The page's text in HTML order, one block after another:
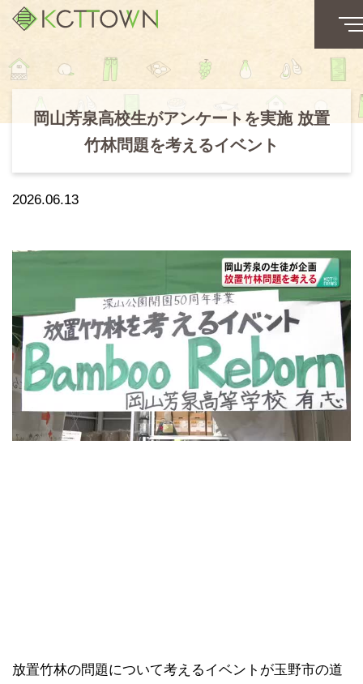
岡山芳泉高校生がアンケートを実施 放置
竹林問題を考えるイベント
2026.06.13
放置竹林の問題について考えるイベントが玉野市の道